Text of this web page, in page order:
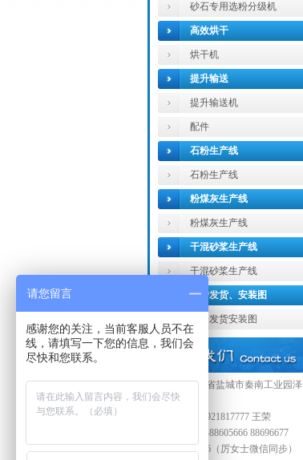
砂石专用选粉分级机
高效烘干
烘干机
提升输送
提升输送机
配件
石粉生产线
石粉生产线
粉煤灰生产线
粉煤灰生产线
干混砂桨生产线
干混砂桨生产线
客户发货、安装图
部分发货安装图
地址：江苏省盐城市秦南工业园泽
夫南路11号
联系人：13921817777 王荣
电话：0515-88605666 88696677
18936335856（厉女士微信同步）
请您留言
感谢您的关注，当前客服人员不在
线，请填写一下您的信息，我们会
尽快和您联系。